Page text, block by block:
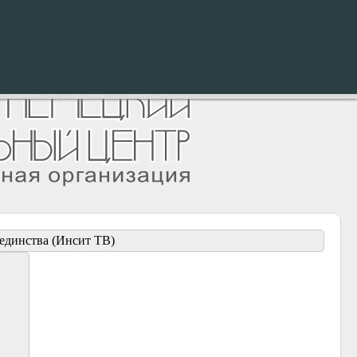
(Инсит ТВ)